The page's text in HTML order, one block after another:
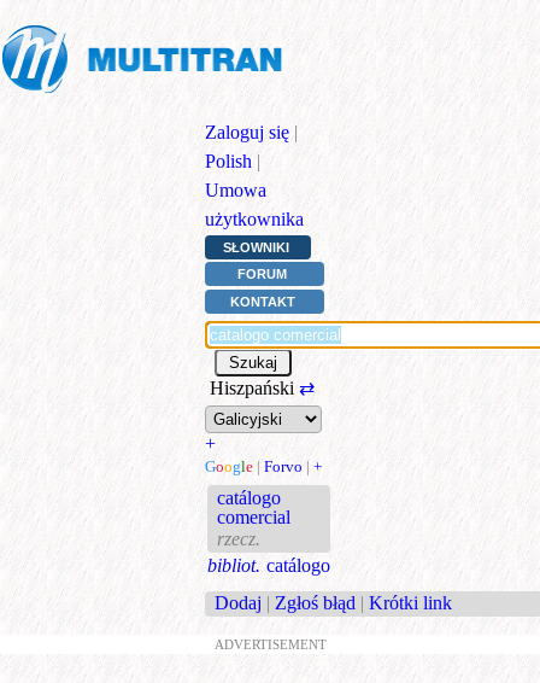
Zaloguj się |
Polish |
Umowa
użytkownika
SŁOWNIKI
FORUM
KONTAKT
Hiszpański ⇄
+
Google | Forvo | +
catálogo
comercial
rzecz.
bibliot. catálogo
Dodaj | Zgłoś błąd | Krótki link
ADVERTISEMENT